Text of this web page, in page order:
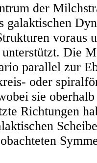
der
galaktischen
voraus
Die
parallel zur
oder
sie
Richtungen